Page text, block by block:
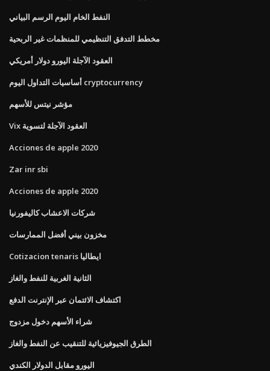
النفط الخام اليوم الرسم البياني
مخطط التدفق التنظيمي للمنظمات غير الربحية
العقود الآجلة اليورو دولار أمريكي
أساسيات التداول اليوم cryptocurrency
مؤشر نيتس للأسهم
Vix العقود الآجلة لتسوية
Acciones de apple 2020
Zar inr sbi
Acciones de apple 2020
شركات الاعشاب كاليفورنيا
مخزون بيني أفضل الممارسات
Cotizacion tenaris ايطاليا
الثانية الغربية للنفط والغاز
اكتشاف الائتمان عبر الإنترنت الدفع
شراء الأسهم دخول مزدوج
الطرق الجيوفيزيائية للتنقيب عن النفط والغاز
اليورو مقابل الدولار الكندي